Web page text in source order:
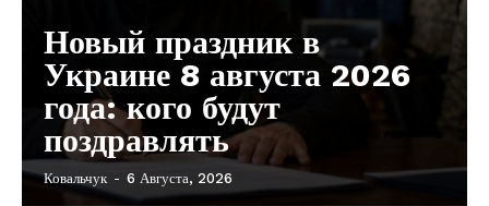
Новый праздник в
Украине 8 августа 2026
года: кого будут
поздравлять
Ковальчук - 6 Августа, 2026